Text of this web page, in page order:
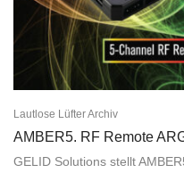
Lautlose Lüfter Archiv
AMBER5. RF Remote
GELID Solutions stellt